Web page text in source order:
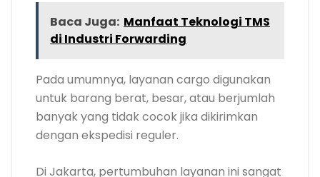
Baca Juga: Manfaat Teknologi TMS
di Industri Forwarding
Pada umumnya, layanan cargo digunakan
untuk barang berat, besar, atau berjumlah
banyak yang tidak cocok jika dikirimkan
dengan ekspedisi reguler.
Di Jakarta, pertumbuhan layanan ini sangat